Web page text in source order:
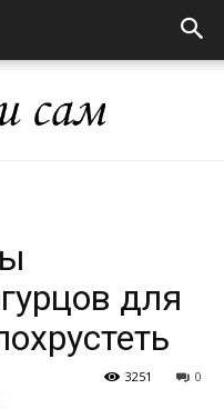
для
0
3251